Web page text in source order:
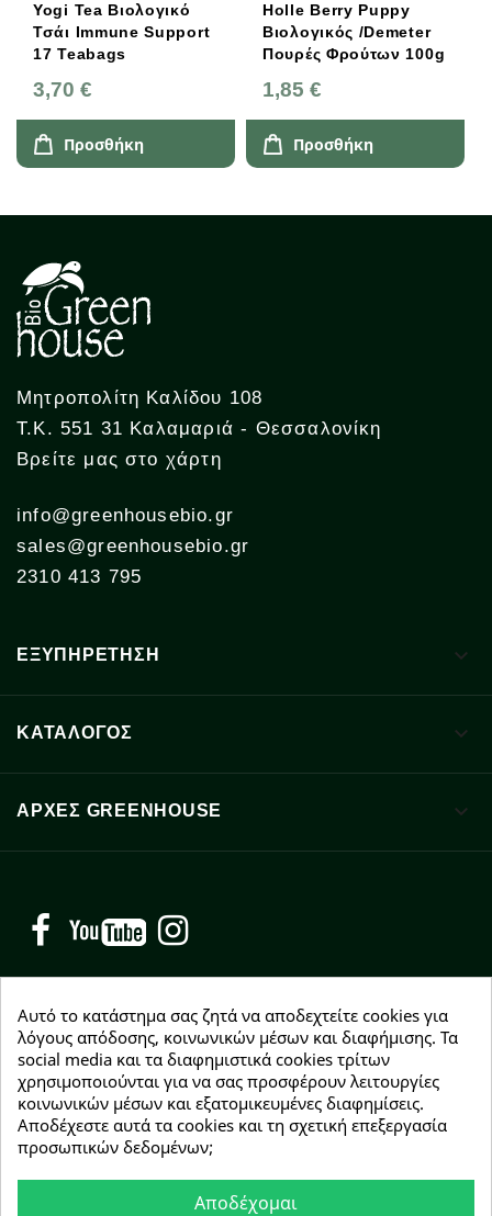
Yogi Tea Βιολογικό
Τσάι Immune Support
17 Teabags
3,70 €
Προσθήκη
Holle Berry Puppy
Βιολογικός /Demeter
Πουρές Φρούτων 100g
1,85 €
Προσθήκη
Μητροπολίτη Καλίδου 108
Τ.Κ. 551 31 Καλαμαριά - Θεσσαλονίκη
Βρείτε μας στο χάρτη
info@greenhousebio.gr
sales@greenhousebio.gr
2310 413 795
ΕΞΥΠΗΡΕΤΗΣΗ 
ΚΑΤΑΛΟΓΟΣ 
ΑΡΧΈΣ GREENHOUSE 
Facebook YouTube
NEWSLETTER
Εγγραφείτε δωρεάν και θα είστε οι πρώτοι που θα
λάβετε τα νέα μας γύρω από προσφορές, εκπτώσεις
και νέα προϊόντα.
Αυτό το κατάστημα σας ζητά να αποδεχτείτε cookies για
λόγους απόδοσης, κοινωνικών μέσων και διαφήμισης. Τα
social media και τα διαφημιστικά cookies τρίτων
χρησιμοποιούνται για να σας προσφέρουν λειτουργίες
κοινωνικών μέσων και εξατομικευμένες διαφημίσεις.
Αποδέχεστε αυτά τα cookies και τη σχετική επεξεργασία
προσωπικών δεδομένων;
Αποδέχομαι